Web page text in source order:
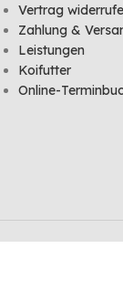
Vertrag
Zahlung &
Leistungen
Koifutter
Online-